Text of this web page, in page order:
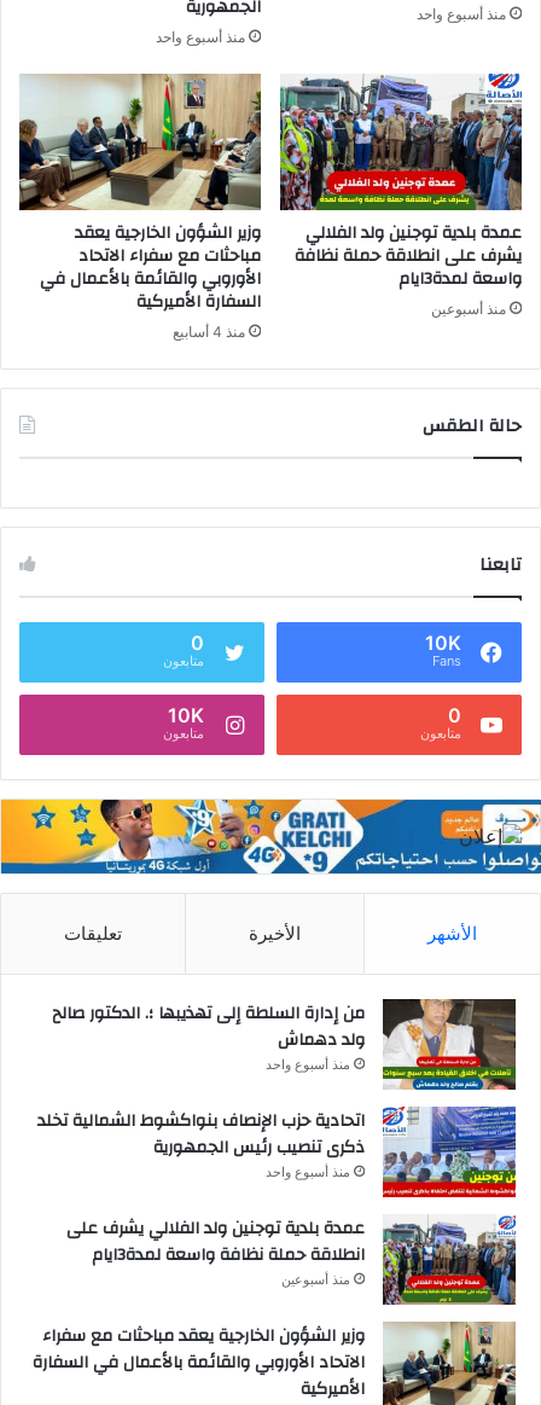
منذ أسبوع واحد الجمهورية
منذ أسبوع واحد
عمدة بلدية توجنين ولد الفلالي
يشرف على انطلاقة حملة نظافة
واسعة لمدة3ايام
منذ أسبوعين
وزير الشؤون الخارجية يعقد
مباحثات مع سفراء الاتحاد
الأوروبي والقائمة بالأعمال في
السفارة الأميركية
منذ 4 أسابيع
حالة الطقس
تابعنا
10K
Fans
0
متابعون
0
متابعون
10K
متابعون
الأشهر الأخيرة تعليقات
من إدارة السلطة إلى تهذيبها ؛. الدكتور صالح
ولد دهماش
منذ أسبوع واحد
اتحادية حزب الإنصاف بنواكشوط الشمالية تخلد
ذكرى تنصيب رئيس الجمهورية
منذ أسبوع واحد
عمدة بلدية توجنين ولد الفلالي يشرف على
انطلاقة حملة نظافة واسعة لمدة3ايام
منذ أسبوعين
وزير الشؤون الخارجية يعقد مباحثات مع سفراء
الاتحاد الأوروبي والقائمة بالأعمال في السفارة
الأميركية